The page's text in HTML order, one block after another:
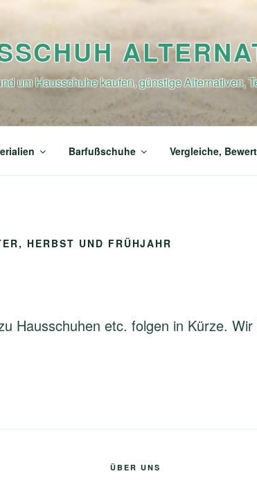
um Hausschuhe kaufen, günstige Alternativen,
Barfußschuhe Vergleiche,
HERBST UND FRÜHJAHR
Hausschuhen etc. folgen in Kürze.
ÜBER UNS